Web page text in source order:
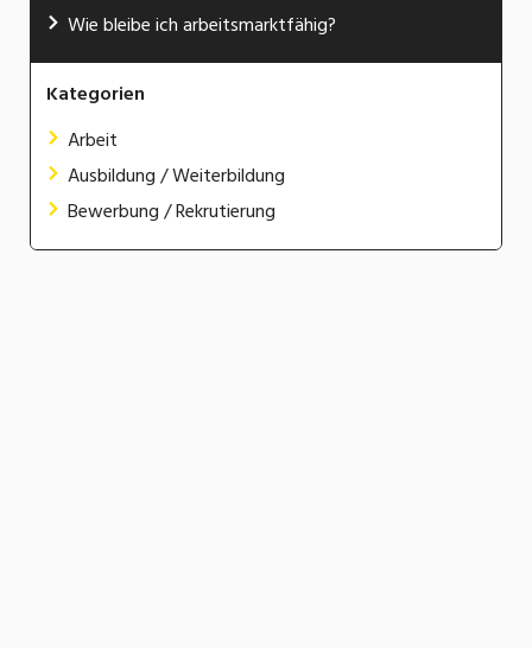
Wie bleibe ich arbeitsmarktfähig?
Kategorien
Arbeit
Ausbildung / Weiterbildung
Bewerbung / Rekrutierung